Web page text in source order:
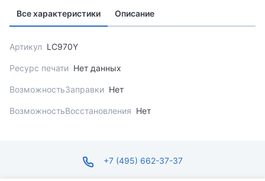
Все характеристики Описание
Артикул LC970Y
Ресурс печати Нет данных
ВозможностьЗаправки Нет
ВозможностьВосстановления Нет
+7 (495) 662-37-37